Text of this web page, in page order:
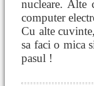
nucleare. Alte
computer
Cu alte
sa faci o mica
pasul !